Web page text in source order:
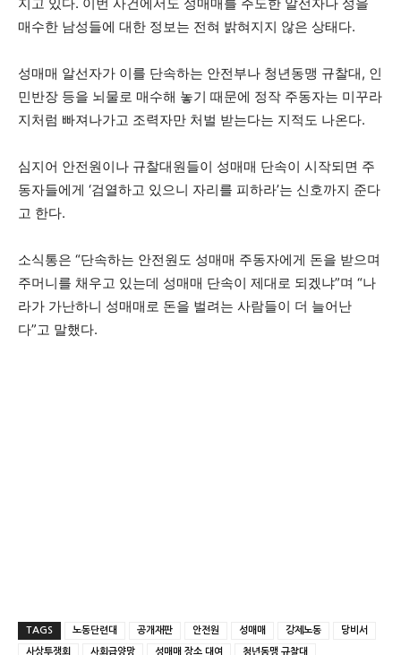
매수한 남성들에 대한 정보는 전혀 밝혀지지 않은 상태다.
성매매 알선자가 이를 단속하는 안전부나 청년동맹 규찰대, 인
민반장 등을 뇌물로 매수해 놓기 때문에 정작 주동자는 미꾸라
지처럼 빠져나가고 조력자만 처벌 받는다는 지적도 나온다.
심지어 안전원이나 규찰대원들이 성매매 단속이 시작되면 주
동자들에게 ‘검열하고 있으니 자리를 피하라’는 신호까지 준다
고 한다.
소식통은 “단속하는 안전원도 성매매 주동자에게 돈을 받으며
주머니를 채우고 있는데 성매매 단속이 제대로 되겠냐”며 “나
라가 가난하니 성매매로 돈을 벌려는 사람들이 더 늘어난
다”고 말했다.
TAGS 노동단련대 공개재판 안전원 성매매 강제노동 당비서
사상투쟁회 사회급양망 성매매 장소 대여 청년동맹 규찰대